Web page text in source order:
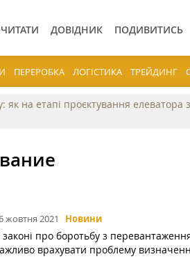
ДОВІДНИК ПОДИВИТИСЬ
ПЕРЕРОБКА ЛОГІСТИКА ТРЕЙДИНГ
як на етапі проєктування
жовтня 2021 Новини
законі про боротьбу з
врахувати проблему